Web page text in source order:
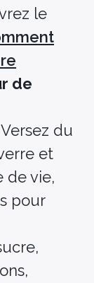
le
de
du
et
de vie,
pour